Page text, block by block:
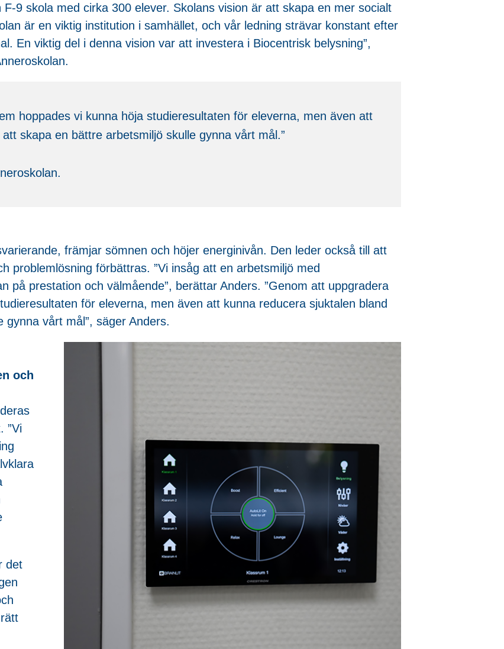
9 skola med cirka 300 elever. Skolans vision är att skapa en mer socialt
är en viktig institution i samhället, och vår ledning strävar konstant efter
En viktig del i denna vision var att investera i Biocentrisk belysning”,
hoppades vi kunna höja studieresultaten för eleverna, men även att
skapa en bättre arbetsmiljö skulle gynna vårt mål.”
främjar sömnen och höjer energinivån. Den leder också till att
problemlösning förbättras. ”Vi insåg att en arbetsmiljö med
på prestation och välmående”, berättar Anders. ”Genom att uppgradera
för eleverna, men även att kunna reducera sjuktalen bland
vårt mål”, säger Anders.
och
”Vi
det